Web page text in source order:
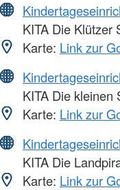
KITA Die Klützer
Karte: Link zur
KITA Die kleinen
Karte: Link zur
KITA Die
Karte: Link zur